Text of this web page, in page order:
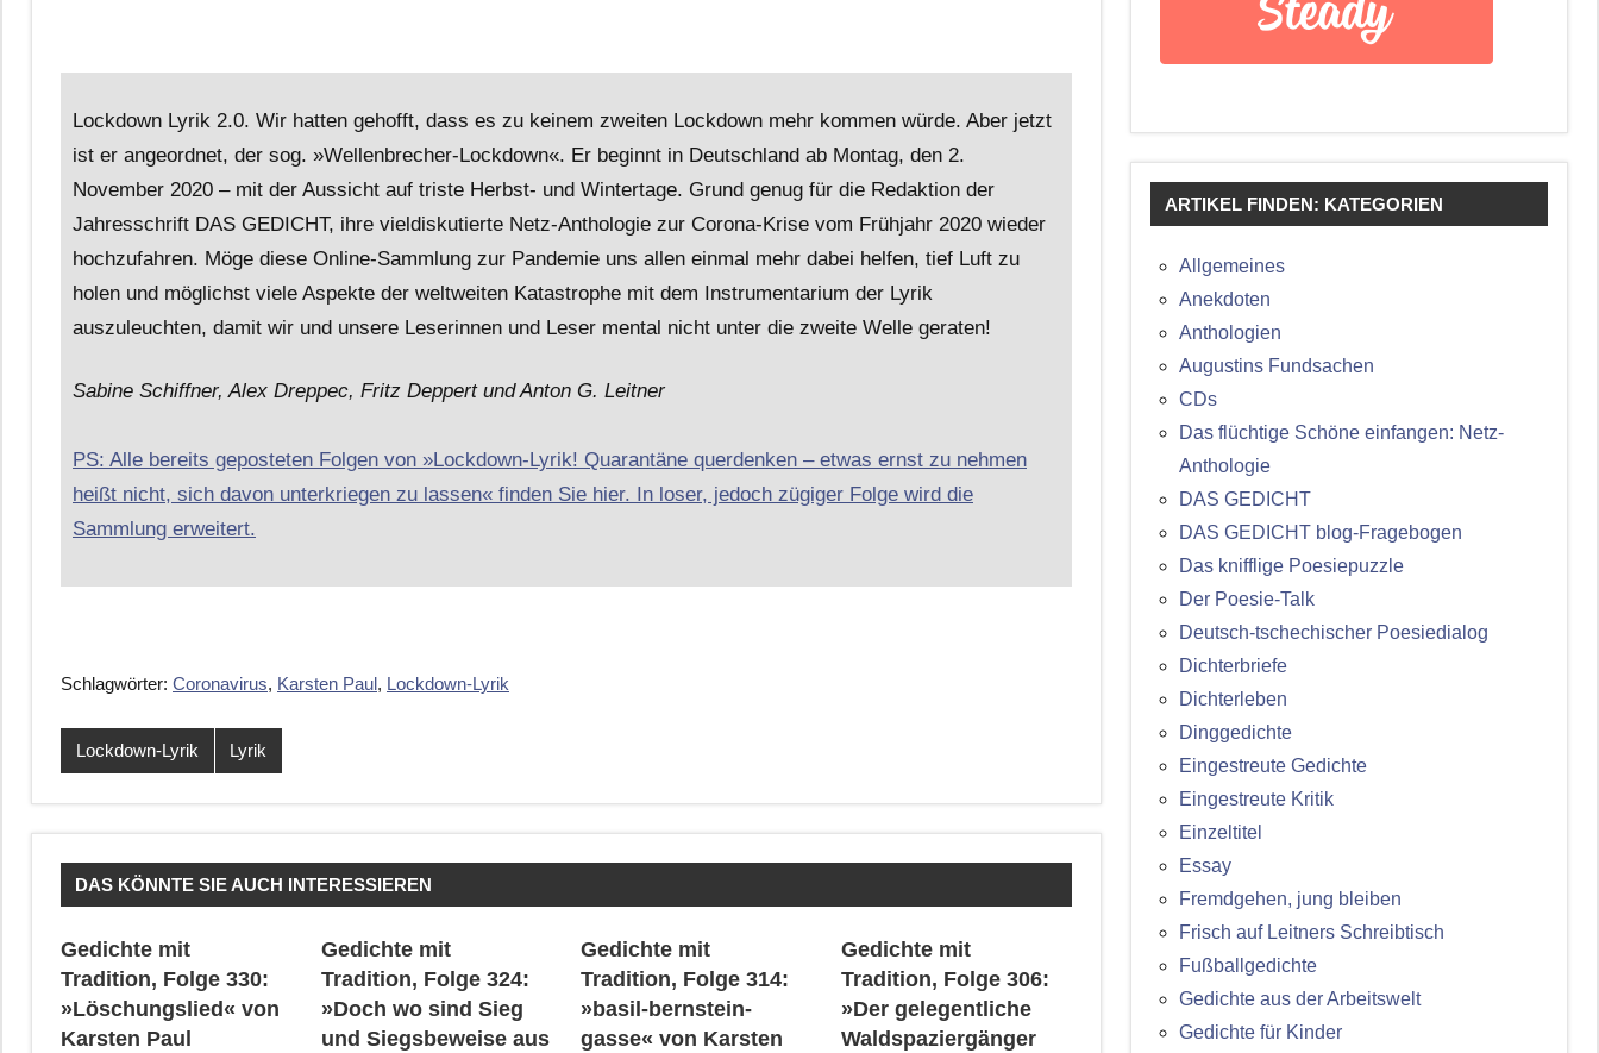
Lockdown Lyrik 2.0. Wir hatten gehofft, dass es zu keinem zweiten Lockdown mehr kommen würde. Aber jetzt
ist er angeordnet, der sog. »Wellenbrecher-Lockdown«. Er beginnt in Deutschland ab Montag, den 2.
November 2020 – mit der Aussicht auf triste Herbst- und Wintertage. Grund genug für die Redaktion der
Jahresschrift DAS GEDICHT, ihre vieldiskutierte Netz-Anthologie zur Corona-Krise vom Frühjahr 2020 wieder
hochzufahren. Möge diese Online-Sammlung zur Pandemie uns allen einmal mehr dabei helfen, tief Luft zu
holen und möglichst viele Aspekte der weltweiten Katastrophe mit dem Instrumentarium der Lyrik
auszuleuchten, damit wir und unsere Leserinnen und Leser mental nicht unter die zweite Welle geraten!
Sabine Schiffner, Alex Dreppec, Fritz Deppert und Anton G. Leitner
PS: Alle bereits geposteten Folgen von »Lockdown-Lyrik! Quarantäne querdenken – etwas ernst zu nehmen
heißt nicht, sich davon unterkriegen zu lassen« finden Sie hier. In loser, jedoch zügiger Folge wird die
Sammlung erweitert.
Schlagwörter: Coronavirus, Karsten Paul, Lockdown-Lyrik
Lockdown-Lyrik Lyrik
DAS KÖNNTE SIE AUCH INTERESSIEREN
Gedichte mit
Tradition, Folge 330:
»Löschungslied« von
Karsten Paul
Gedichte mit
Tradition, Folge 324:
»Doch wo sind Sieg
und Siegsbeweise aus
Gedichte mit
Tradition, Folge 314:
»basil-bernstein-
gasse« von Karsten
Gedichte mit
Tradition, Folge 306:
»Der gelegentliche
Waldspaziergänger
ARTIKEL FINDEN: KATEGORIEN
Allgemeines
Anekdoten
Anthologien
Augustins Fundsachen
CDs
Das flüchtige Schöne einfangen: Netz-
Anthologie
DAS GEDICHT
DAS GEDICHT blog-Fragebogen
Das knifflige Poesiepuzzle
Der Poesie-Talk
Deutsch-tschechischer Poesiedialog
Dichterbriefe
Dichterleben
Dinggedichte
Eingestreute Gedichte
Eingestreute Kritik
Einzeltitel
Essay
Fremdgehen, jung bleiben
Frisch auf Leitners Schreibtisch
Fußballgedichte
Gedichte aus der Arbeitswelt
Gedichte für Kinder